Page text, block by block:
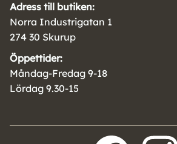
Adress till butiken:
Norra Industrigatan 1
274 30 Skurup
Öppettider:
Måndag-Fredag 9-18
Lördag 9.30-15